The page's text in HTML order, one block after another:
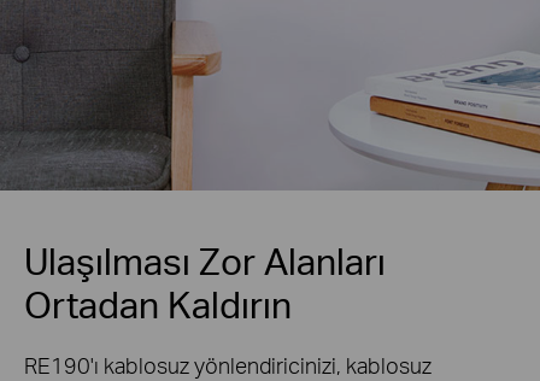
Ulaşılması Zor Alanları
Ortadan Kaldırın
RE190'ı kablosuz yönlendiricinizi, kablosuz